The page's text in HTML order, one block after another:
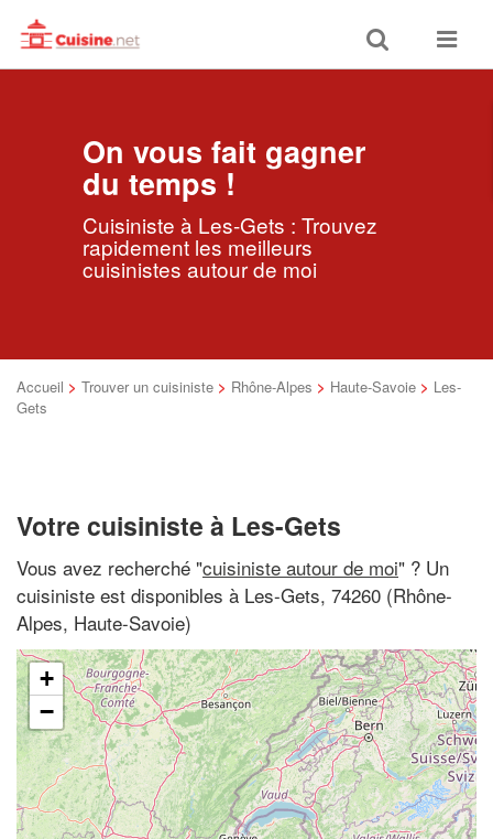
Toggle
search
Toggle
On vous fait gagner
du temps !
Cuisiniste à Les-Gets : Trouvez
rapidement les meilleurs
cuisinistes autour de moi
Accueil > Trouver un cuisiniste > Rhône-Alpes > Haute-Savoie > Les-
Gets
Votre cuisiniste à Les-Gets
Vous avez recherché "cuisiniste autour de moi" ? Un
cuisiniste est disponibles à Les-Gets, 74260 (Rhône-
Alpes, Haute-Savoie)
+
−